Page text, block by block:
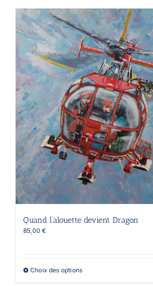
Quand l’alouette devient Dragon
85,00€
Choix des optionsCe